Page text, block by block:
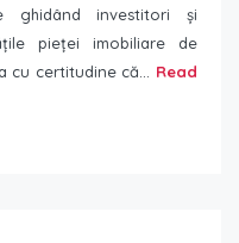
ghidând investitori și
pieței imobiliare de
cu certitudine că... Read